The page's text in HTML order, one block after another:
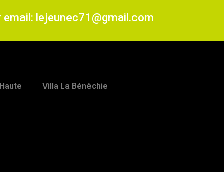
lejeunec71@gmail.com
Villa La Bénéchie